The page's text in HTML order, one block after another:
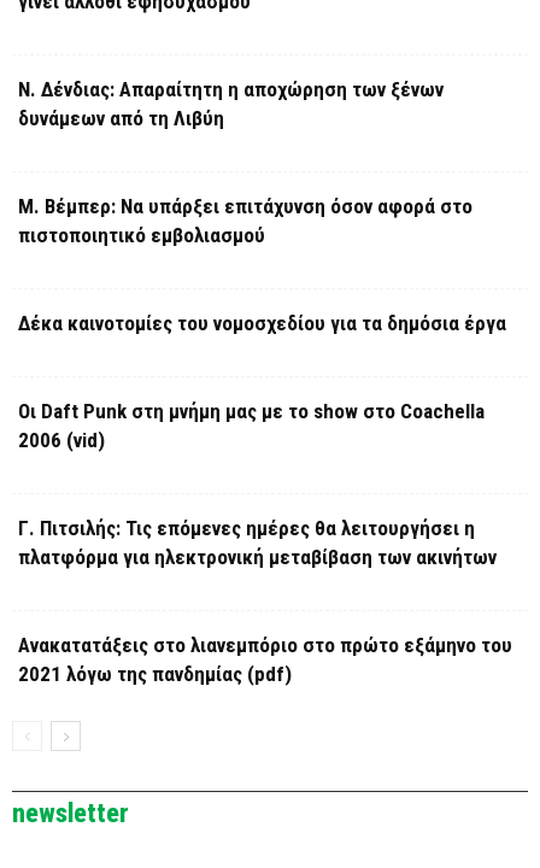
Ν. Δένδιας: Απαραίτητη η αποχώρηση των ξένων
δυνάμεων από τη Λιβύη
Μ. Βέμπερ: Να υπάρξει επιτάχυνση όσον αφορά στο
πιστοποιητικό εμβολιασμού
Δέκα καινοτομίες του νομοσχεδίου για τα δημόσια έργα
Οι Daft Punk στη μνήμη μας με το show στο Coachella
2006 (vid)
Γ. Πιτσιλής: Τις επόμενες ημέρες θα λειτουργήσει η
πλατφόρμα για ηλεκτρονική μεταβίβαση των ακινήτων
Ανακατατάξεις στο λιανεμπόριο στο πρώτο εξάμηνο του
2021 λόγω της πανδημίας (pdf)
newsletter